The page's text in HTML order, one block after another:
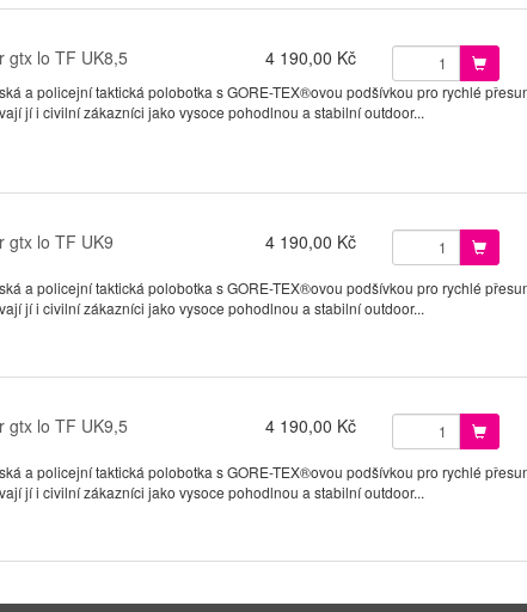
gtx lo TF UK8,5
4 190,00 Kč
a policejní taktická polobotka s GORE-TEX®ovou podšívkou pro rychlé
jí i civilní zákazníci jako vysoce pohodlnou a stabilní outdoor...
gtx lo TF UK9
4 190,00 Kč
a policejní taktická polobotka s GORE-TEX®ovou podšívkou pro rychlé
jí i civilní zákazníci jako vysoce pohodlnou a stabilní outdoor...
gtx lo TF UK9,5
4 190,00 Kč
a policejní taktická polobotka s GORE-TEX®ovou podšívkou pro rychlé
jí i civilní zákazníci jako vysoce pohodlnou a stabilní outdoor...